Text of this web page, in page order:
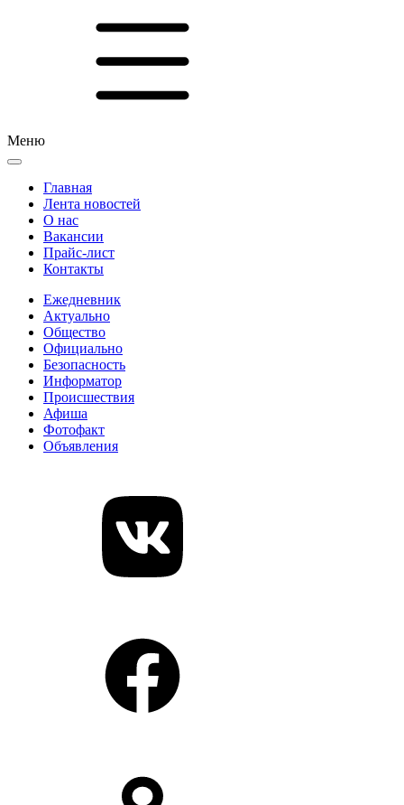
Меню
Главная
Лента новостей
О нас
Вакансии
Прайс-лист
Контакты
Ежедневник
Актуально
Общество
Официально
Безопасность
Информатор
Происшествия
Афиша
Фотофакт
Объявления